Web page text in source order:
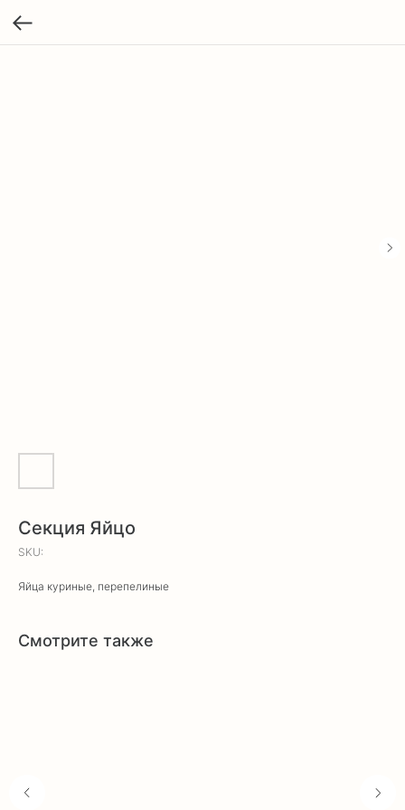
Секция Яйцо
SKU:
Яйца куриные, перепелиные
Смотрите также